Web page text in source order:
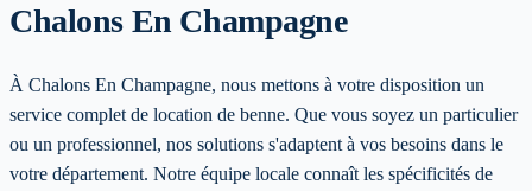
Chalons En Champagne
À Chalons En Champagne, nous mettons à votre disposition un
service complet de location de benne. Que vous soyez un particulier
ou un professionnel, nos solutions s'adaptent à vos besoins dans le
votre département. Notre équipe locale connaît les spécificités de